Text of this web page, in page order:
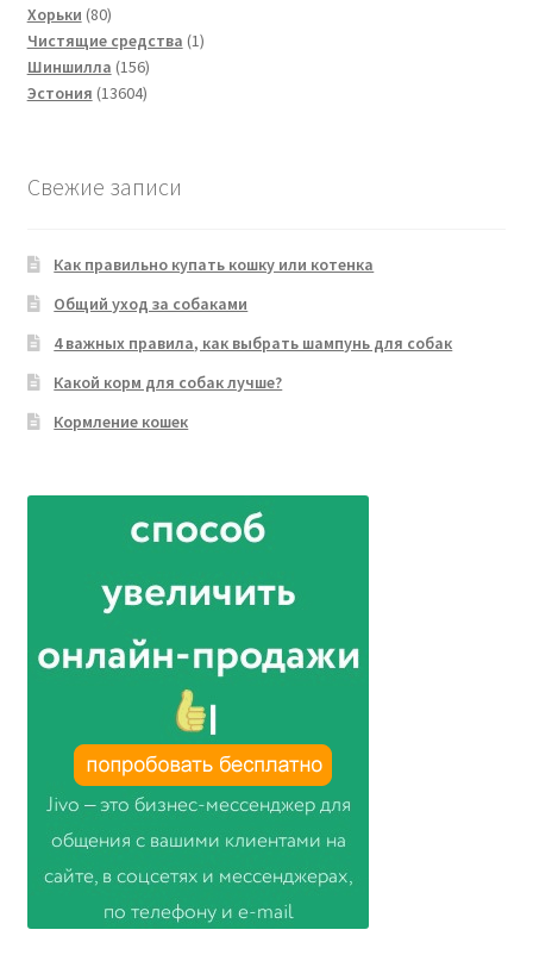
Хорьки 8080
товаров
Чистящие средства 11
Шиншилла 156156
товаров
Эстония 1360413604
Свежие записи
Как правильно купать кошку или котенка
Общий уход за собаками
4 важных правила, как выбрать шампунь для собак
Какой корм для собак лучше?
Кормление кошек